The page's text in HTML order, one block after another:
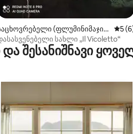
(ფლუმინიმაჯიო
5
სახლი „Il Vicoletto“
შესანიშნავი